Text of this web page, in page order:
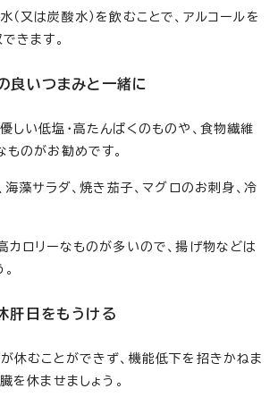
（又は炭酸水）を飲むことで、アルコールを
きます。
良いつまみと一緒に
しい低塩・高たんぱくのものや、食物繊維
ものがお勧めです。
海藻サラダ、焼き茄子、マグロのお刺身、冷
カロリーなものが多いので、揚げ物などは
肝日をもうける
休むことができず、機能低下を招きかねま
を休ませましょう。